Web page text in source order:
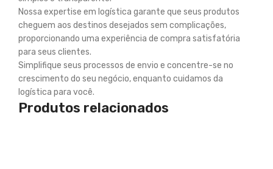
Nossa expertise em logística garante que seus produtos
cheguem aos destinos desejados sem complicações,
proporcionando uma experiência de compra satisfatória
para seus clientes.
Simplifique seus processos de envio e concentre-se no
crescimento do seu negócio, enquanto cuidamos da
logística para você.
Produtos relacionados